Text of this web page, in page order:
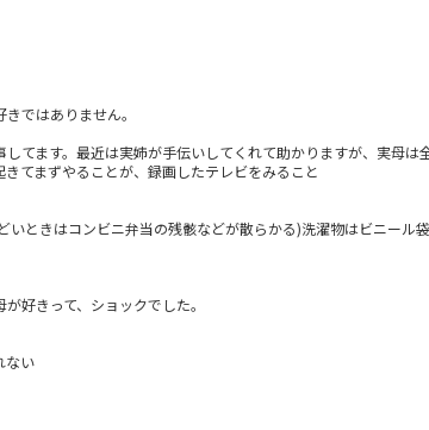
ではありません。
てます。最近は実姉が手伝いしてくれて助かりますが、実母は
てまずやることが、録画したテレビをみること
いときはコンビニ弁当の残骸などが散らかる)洗濯物はビニー
好きって、ショックでした。
ない